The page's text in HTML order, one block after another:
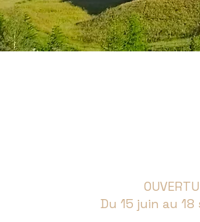
Du 15 juin au